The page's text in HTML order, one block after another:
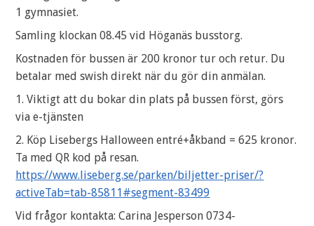
1 gymnasiet.
Samling klockan 08.45 vid Höganäs busstorg.
Kostnaden för bussen är 200 kronor tur och retur. Du
betalar med swish direkt när du gör din anmälan.
1. Viktigt att du bokar din plats på bussen först, görs
via e-tjänsten
2. Köp Lisebergs Halloween entré+åkband = 625 kronor.
Ta med QR kod på resan.
https://www.liseberg.se/parken/biljetter-priser/?
activeTab=tab-85811#segment-83499
Vid frågor kontakta: Carina Jesperson 0734-